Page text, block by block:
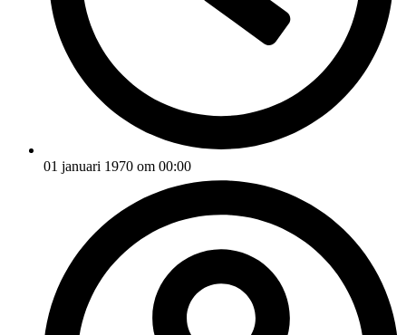
01 januari 1970 om 00:00